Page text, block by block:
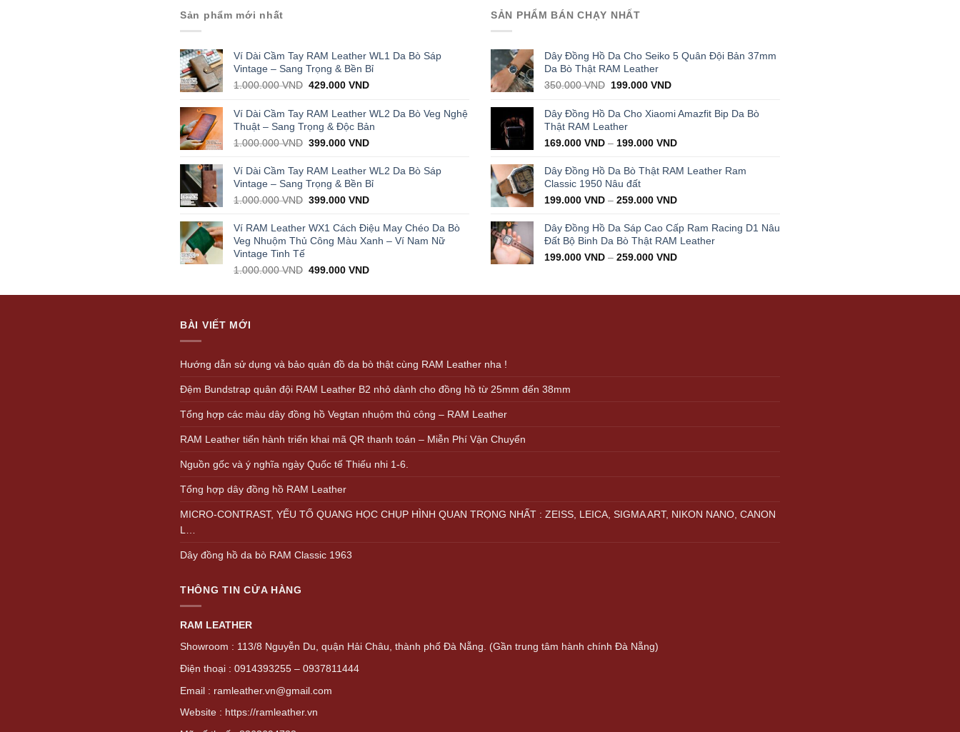
Sản phẩm mới nhất
Ví Dài Cầm Tay RAM Leather WL1 Da Bò Sáp
Vintage – Sang Trọng & Bền Bỉ
1.000.000VND Original
was:
1.000.000 VND.
429.000VNDCurrent
is:
429.000 VND.
Ví Dài Cầm Tay RAM Leather WL2 Da Bò Veg Nghệ
Thuật – Sang Trọng & Độc Bản
1.000.000VND Original
was:
1.000.000 VND.
399.000VNDCurrent
is:
399.000 VND.
Ví Dài Cầm Tay RAM Leather WL2 Da Bò Sáp
Vintage – Sang Trọng & Bền Bỉ
1.000.000VND Original
was:
1.000.000 VND.
399.000VNDCurrent
is:
399.000 VND.
Ví RAM Leather WX1 Cách Điệu May Chéo Da Bò
Veg Nhuộm Thủ Công Màu Xanh – Ví Nam Nữ
Vintage Tinh Tế
1.000.000VND Original
was:
499.000VNDCurrent
is:
SẢN PHẨM BÁN CHẠY NHẤT
Dây Đồng Hồ Da Cho Seiko 5 Quân Đội Bản 37mm
Da Bò Thật RAM Leather
350.000VND Original
was:
350.000 VND.
199.000VNDCurrent
is:
199.000 VND.
Dây Đồng Hồ Da Cho Xiaomi Amazfit Bip Da Bò
Thật RAM Leather
169.000 VND – 199.000 VND
Dây Đồng Hồ Da Bò Thật RAM Leather Ram
Classic 1950 Nâu đất
199.000 VND – 259.000 VND
Dây Đồng Hồ Da Sáp Cao Cấp Ram Racing D1 Nâu
Đất Bộ Binh Da Bò Thật RAM Leather
199.000 VND – 259.000 VND
BÀI VIẾT MỚI
Hướng dẫn sử dụng và bảo quản đồ da bò thật cùng RAM Leather nha !
Đệm Bundstrap quân đội RAM Leather B2 nhỏ dành cho đồng hồ từ 25mm đến 38mm
Tổng hợp các màu dây đồng hồ Vegtan nhuộm thủ công – RAM Leather
RAM Leather tiến hành triển khai mã QR thanh toán – Miễn Phí Vận Chuyển
Nguồn gốc và ý nghĩa ngày Quốc tế Thiếu nhi 1-6.
Tổng hợp dây đồng hồ RAM Leather
MICRO-CONTRAST, YẾU TỐ QUANG HỌC CHỤP HÌNH QUAN TRỌNG NHẤT : ZEISS, LEICA, SIGMA ART, NIKON NANO, CANON
L…
Dây đồng hồ da bò RAM Classic 1963
THÔNG TIN CỬA HÀNG
RAM LEATHER
Showroom : 113/8 Nguyễn Du, quận Hải Châu, thành phố Đà Nẵng. (Gần trung tâm hành chính Đà Nẵng)
Điện thoại : 0914393255 – 0937811444
Email : ramleather.vn@gmail.com
Website : https://ramleather.vn